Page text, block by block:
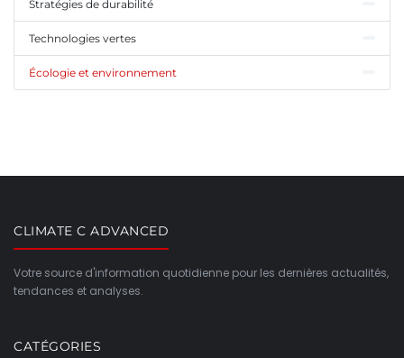
Stratégies de durabilité
Technologies vertes
Écologie et environnement
CLIMATE C ADVANCED
Votre source d'information quotidienne pour les dernières actualités,
tendances et analyses.
CATÉGORIES